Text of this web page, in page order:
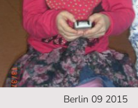
Berlin 09 2015